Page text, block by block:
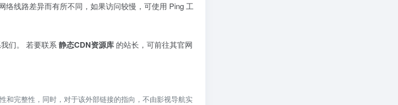
络线路差异而有所不同，如果访问较慢，可使用 Ping 工
们。 若要联系 静态CDN资源库 的站长，可前往其官网
和完整性，同时，对于该外部链接的指向，不由影视导航实